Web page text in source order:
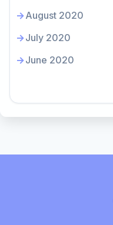
August 2020
July 2020
June 2020